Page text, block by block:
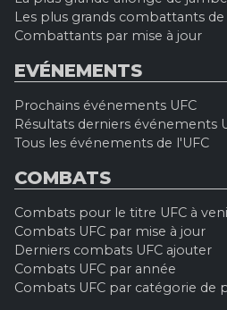
Les plus grands combattants de
Combattants par mise à jour
EVÉNEMENTS
Prochains événements UFC
Résultats derniers événements
Tous les événements de l'UFC
COMBATS
Combats pour le titre UFC à
Combats UFC par mise à jour
Derniers combats UFC ajouter
Combats UFC par année
Combats UFC par catégorie de